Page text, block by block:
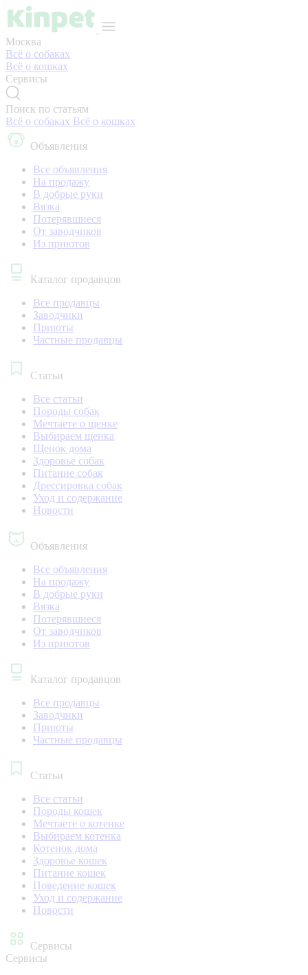
Москва
Всё о собаках
Всё о кошках
Сервисы
Поиск по статьям
Всё о собаках Всё о кошках
Объявления
Все объявления
На продажу
В добрые руки
Вязка
Потерявшиеся
От заводчиков
Из приютов
Каталог продавцов
Все продавцы
Заводчики
Приюты
Частные продавцы
Статьи
Все статьи
Породы собак
Мечтаете о щенке
Выбираем щенка
Щенок дома
Здоровье собак
Питание собак
Дрессировка собак
Уход и содержание
Новости
Объявления
Все объявления
На продажу
В добрые руки
Вязка
Потерявшиеся
От заводчиков
Из приютов
Каталог продавцов
Все продавцы
Заводчики
Приюты
Частные продавцы
Статьи
Все статьи
Породы кошек
Мечтаете о котенке
Выбираем котенка
Котенок дома
Здоровье кошек
Питание кошек
Поведение кошек
Уход и содержание
Новости
Сервисы
Сервисы